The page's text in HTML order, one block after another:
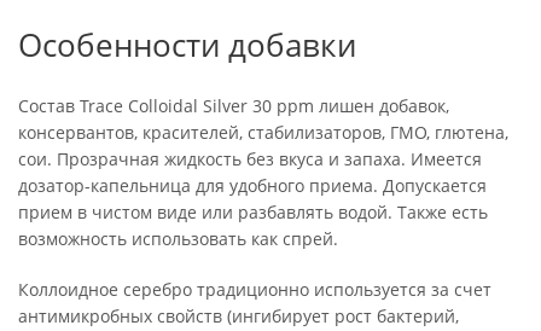
Особенности добавки
Состав Trace Colloidal Silver 30 ppm лишен добавок,
консервантов, красителей, стабилизаторов, ГМО, глютена,
сои. Прозрачная жидкость без вкуса и запаха. Имеется
дозатор-капельница для удобного приема. Допускается
прием в чистом виде или разбавлять водой. Также есть
возможность использовать как спрей.
Коллоидное серебро традиционно используется за счет
антимикробных свойств (ингибирует рост бактерий,